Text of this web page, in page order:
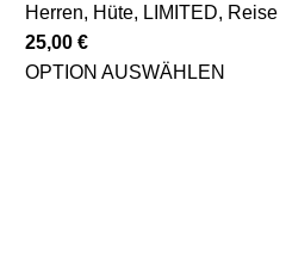
Herren, Hüte, LIMITED, Reise
25,00 €
OPTION AUSWÄHLEN